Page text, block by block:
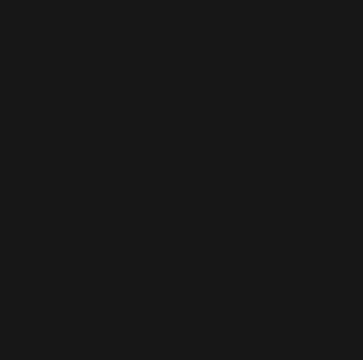
Зазвичай багатофункціональні пристрої вміють